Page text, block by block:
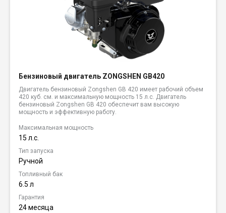
Бензиновый двигатель ZONGSHEN GB420
Двигатель бензиновый Zongshen GB 420 имеет рабочий объем
420 куб. см. и максимальную мощность 15 л.с. Двигатель
бензиновый Zongshen GB 420 обеспечит вам высокую
мощность и эффективную работу.
Максимальная мощность
15 л.с.
Тип запуска
Ручной
Топливный бак
6.5 л
Гарантия
24 месяца